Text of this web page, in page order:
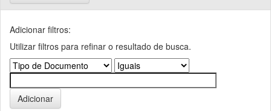
Adicionar filtros:
Utilizar filtros para refinar o resultado de busca.